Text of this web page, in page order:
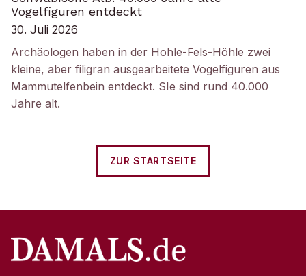
Vogelfiguren entdeckt
30. Juli 2026
Archäologen haben in der Hohle-Fels-Höhle zwei
kleine, aber filigran ausgearbeitete Vogelfiguren aus
Mammutelfenbein entdeckt. SIe sind rund 40.000
Jahre alt.
ZUR STARTSEITE